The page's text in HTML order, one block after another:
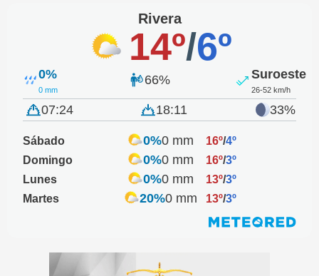
Rivera
14º/6º
0%
0 mm
66% Suroeste
26-52 km/h
07:24 18:11 33%
Sábado 0%0 mm 16º/4º
Domingo
0%0 mm 16º/3º
Lunes
0%0 mm 13º/3º
Martes
20%0 mm 13º/3º